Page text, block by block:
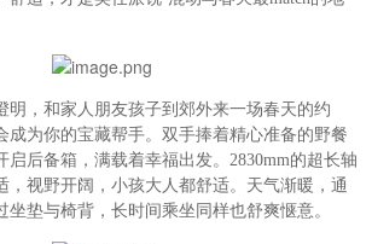
明，和家人朋友孩子到郊外来一场春天的约
成为你的宝藏帮手。双手捧着精心准备的野餐
启后备箱，满载着幸福出发。2830mm的超长轴
，视野开阔，小孩大人都舒适。天气渐暖，通
坐垫与椅背，长时间乘坐同样也舒爽惬意。